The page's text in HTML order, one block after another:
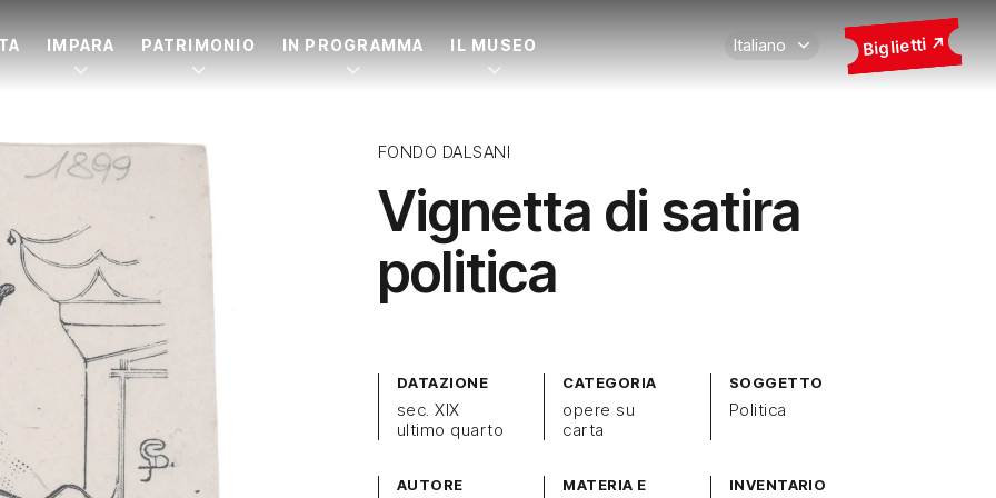
IMPARA PATRIMONIO IN PROGRAMMA IL MUSEO Biglietti
FONDO DALSANI
Vignetta di satira
politica
DATAZIONE
sec. XIX
ultimo quarto
CATEGORIA
opere su
carta
SOGGETTO
Politica
AUTORE
MATERIA E
INVENTARIO